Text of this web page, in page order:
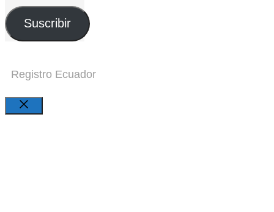
emailSuscribir
Registro Ecuador
Close